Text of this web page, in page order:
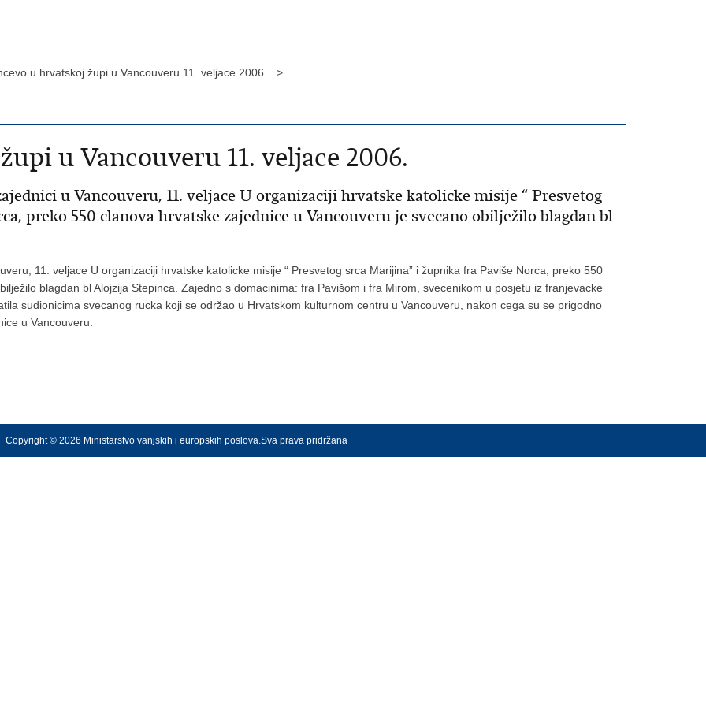
u hrvatskoj župi u Vancouveru 11. veljace 2006. >
u Vancouveru 11. veljace 2006.
u Vancouveru, 11. veljace U organizaciji hrvatske katolicke misije “ Presvetog
preko 550 clanova hrvatske zajednice u Vancouveru je svecano obilježilo blagdan bl
11. veljace U organizaciji hrvatske katolicke misije “ Presvetog srca Marijina” i župnika fra Paviše Norca, preko 550
blagdan bl Alojzija Stepinca. Zajedno s domacinima: fra Pavišom i fra Mirom, svecenikom u posjetu iz franjevacke
sudionicima svecanog rucka koji se održao u Hrvatskom kulturnom centru u Vancouveru, nakon cega su se prigodno
u Vancouveru.
Copyright © 2026 Ministarstvo vanjskih i europskih poslova.Sva prava pridržana